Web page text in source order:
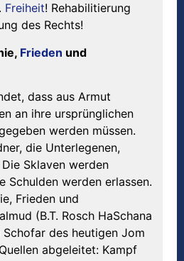
Freiheit! Rehabilitierung
des Rechts!
Frieden und
dass aus Armut
an ihre ursprünglichen
werden müssen.
die Unterlegenen,
Sklaven werden
Schulden werden erlassen.
Frieden und
(B.T. Rosch HaSchana
des heutigen Jom
abgeleitet: Kampf